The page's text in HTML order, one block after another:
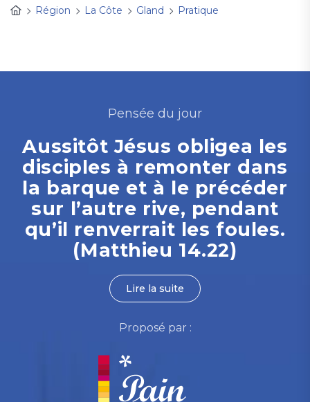
Région
La Côte Gland Pratique
Pensée du jour
Aussitôt Jésus obligea les
disciples à remonter dans
la barque et à le précéder
sur l’autre rive, pendant
qu’il renverrait les foules.
(Matthieu 14.22)
Lire la suite
Proposé par :